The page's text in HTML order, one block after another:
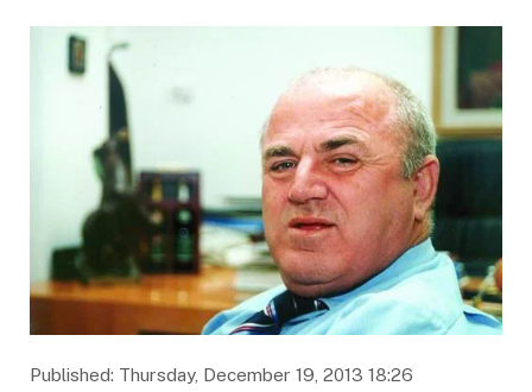
Published: Thursday, December 19, 2013 18:26